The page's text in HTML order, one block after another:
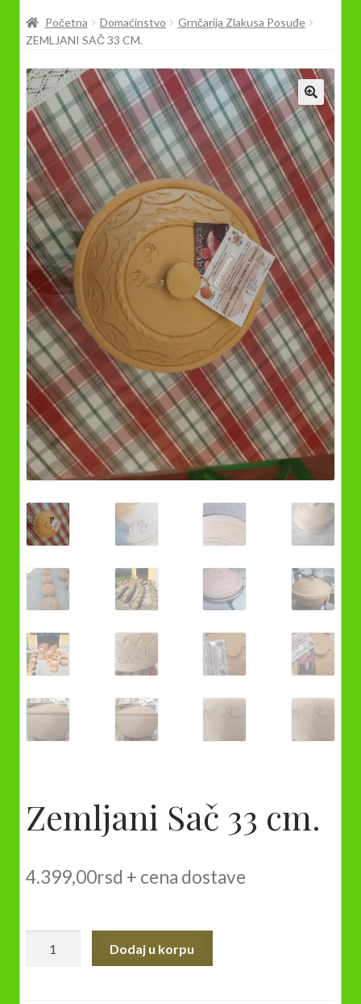
Prodavnica
Početna Domaćinstvo
Grnčarija Zlakusa Posuđe
ZEMLJANI SAČ 33 CM.
Zemljani Sač 33 cm.
4.399,00rsd + cena dostave
Dodaj u korpu